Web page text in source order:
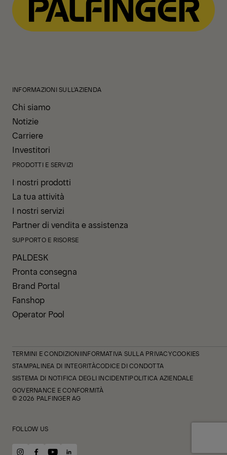
INFORMAZIONI SULL'AZIENDA
Chi siamo
Notizie
Carriere
Investitori
PRODOTTI E SERVIZI
I nostri prodotti
La tua attività
I nostri servizi
Partner di vendita e assistenza
SUPPORTO E RISORSE
PALDESK
Pronta consegna
Brand Portal
Fanshop
Operator Pool
TERMINI E CONDIZIONIINFORMATIVA SULLA PRIVACYCOOKIES
STAMPALINEA DI INTEGRITÀCODICE DI CONDOTTA
SISTEMA DI NOTIFICA DEGLI INCIDENTIPOLITICA AZIENDALE
GOVERNANCE E CONFORMITÀ
© 2026 PALFINGER AG
FOLLOW US